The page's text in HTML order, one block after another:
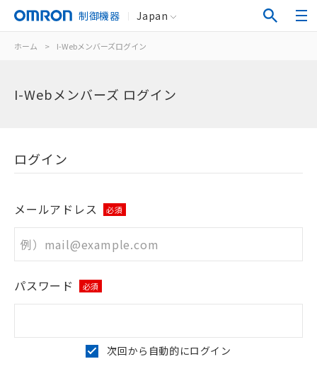
制御機器 Japan
ホーム > I-Webメンバーズログイン
I-Webメンバーズ ログイン
ログイン
メールアドレス 必須
パスワード 必須
次回から自動的にログイン